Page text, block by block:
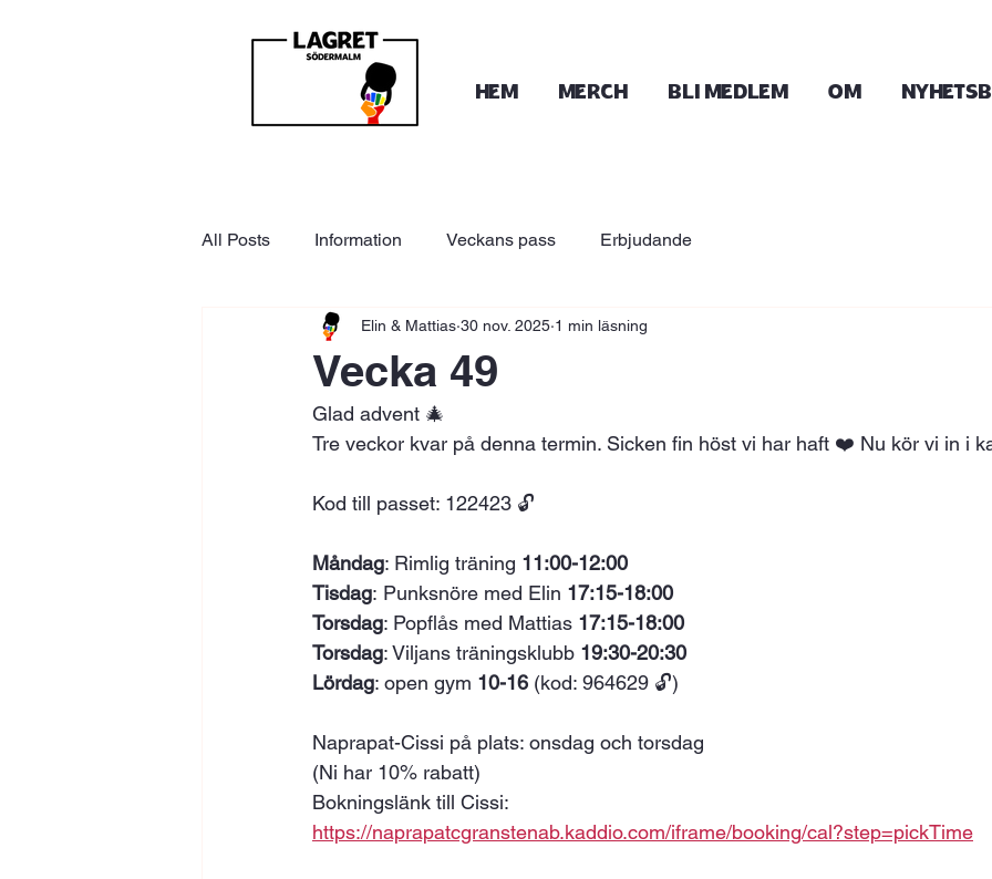
HEM Merch bli medlem OM
All Posts Information Veckans pass Erbjudande
Vecka 49
Elin & Mattias 30 nov. 2025 1 min läsning
Glad advent 🎄
Tre veckor kvar på denna termin. Sicken fin höst vi har haft ❤️ Nu kör vi in i
Kod till passet: 122423 🔓
Måndag: Rimlig träning 11:00-12:00
Tisdag: Punksnöre med Elin 17:15-18:00
Torsdag: Popflås med Mattias 17:15-18:00
Torsdag: Viljans träningsklubb 19:30-20:30
Lördag: open gym 10-16 (kod: 964629 🔓)
Naprapat-Cissi på plats: onsdag och torsdag
(Ni har 10% rabatt)
Bokningslänk till Cissi:
https://naprapatcgranstenab.kaddio.com/iframe/booking/cal?step=pickTime